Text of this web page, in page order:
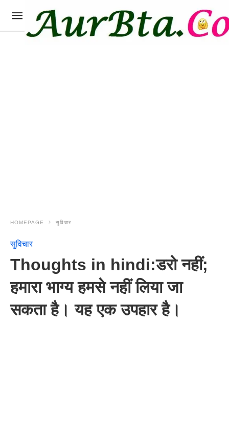
HOMEPAGE सुविचार
सुविचार
Thoughts in hindi:डरो नहीं;
हमारा भाग्य हमसे नहीं लिया जा
सकता है। यह एक उपहार है।